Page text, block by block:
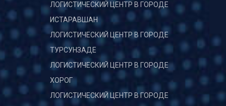
ЛОГИСТИЧЕСКИЙ ЦЕНТР В ГОРОДЕ
ИСТАРАВШАН
ЛОГИСТИЧЕСКИЙ ЦЕНТР В ГОРОДЕ
ТУРСУНЗАДЕ
ЛОГИСТИЧЕСКИЙ ЦЕНТР В ГОРОДЕ
ХОРОГ
ЛОГИСТИЧЕСКИЙ ЦЕНТР В ГОРОДЕ